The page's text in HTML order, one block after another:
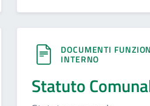
DOCUMENTI
INTERNO
Statuto